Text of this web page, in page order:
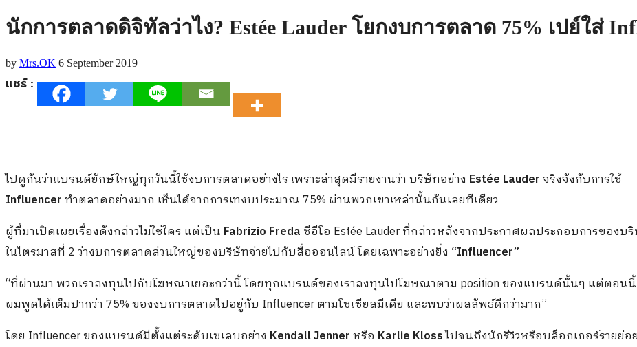
นักการตลาดดิจิทัลว่าไง? Estée Lauder โยกงบการตลาด 75% เปย์ใส่
by Mrs.OK 6 September 2019
แชร์ :
ไปดูกันว่าแบรนด์ยักษ์ใหญ่ทุกวันนี้ใช้งบการตลาดอย่างไร เพราะล่าสุดมีรายงานว่า บริษัทอย่าง Estée Lauderจริงจังกับการใช้
Influencerทำตลาดอย่างมาก เห็นได้จากการเทงบประมาณ 75% ผ่านพวกเขาเหล่านั้นกันเลยทีเดียว
ผู้ที่มาเปิดเผยเรื่องดังกล่าวไม่ใช่ใคร แต่เป็น Fabrizio Fredaซีอีโอ Estée Lauder ที่กล่าวหลังจากประกาศผลประกอบการของบ
ในไตรมาสที่ 2 ว่างบการตลาดส่วนใหญ่ของบริษัทจ่ายไปกับสื่อออนไลน์ โดยเฉพาะอย่างยิ่ง “Influencer”
“ที่ผ่านมา พวกเราลงทุนไปกับโฆษณาเยอะกว่านี้ โดยทุกแบรนด์ของเราลงทุนไปโฆษณาตาม position ของแบรนด์นั้นๆ แต่ตอนนี้
ผมพูดได้เต็มปากว่า 75% ของงบการตลาดไปอยู่กับ Influencer ตามโซเชียลมีเดีย และพบว่าผลลัพธ์ดีกว่ามาก”
โดย Influencer ของแบรนด์มีตั้งแต่ระดับเซเลบอย่าง Kendall Jennerหรือ Karlie Klossไปจนถึงนักรีวิวหรือบล็อกเกอร์รายย่อย